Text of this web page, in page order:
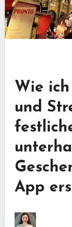
Wie
und
App